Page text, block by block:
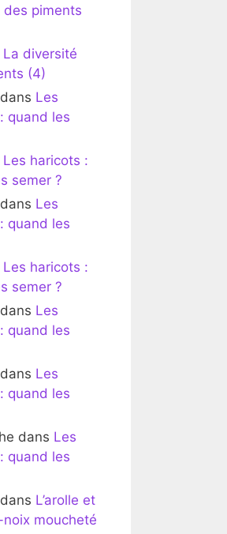
des piments
La diversité
(4)
dans Les
quand les
Les haricots :
semer ?
dans Les
quand les
Les haricots :
semer ?
dans Les
quand les
dans Les
quand les
dans Les
quand les
dans L’arolle et
moucheté